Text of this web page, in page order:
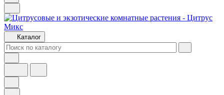
Каталог